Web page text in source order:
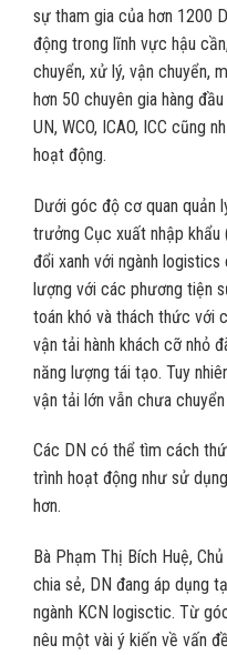
sự tham gia của hơn 1200
động trong lĩnh vực hậu
chuyển, xử lý, vận chuyển,
hơn 50 chuyên gia hàng
UN, WCO, ICAO, ICC cũng
hoạt động.
Dưới góc độ cơ quan quản
trưởng Cục xuất nhập
đổi xanh với ngành
lượng với các phương tiện
toán khó và thách thức với
vận tải hành khách cỡ nhỏ
năng lượng tái tạo. Tuy
vận tải lớn vẫn chưa
Các DN có thể tìm cách
trình hoạt động như sử
hơn.
Bà Phạm Thị Bích Huệ,
chia sẻ, DN đang áp dụng
ngành KCN logisctic. Từ
nêu một vài ý kiến về vấn